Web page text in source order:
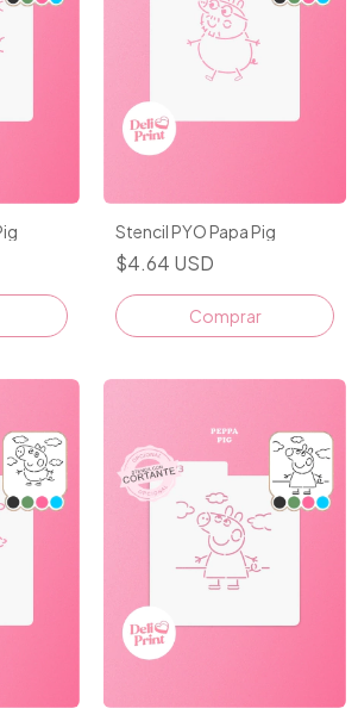
Stencil PYO Papa Pig
$4.64 USD
Comprar